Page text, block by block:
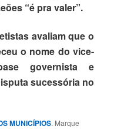
“é pra valer”.
avaliam que o
o nome do vice-
governista e
sucessória no
MUNICÍPIOS. Marque